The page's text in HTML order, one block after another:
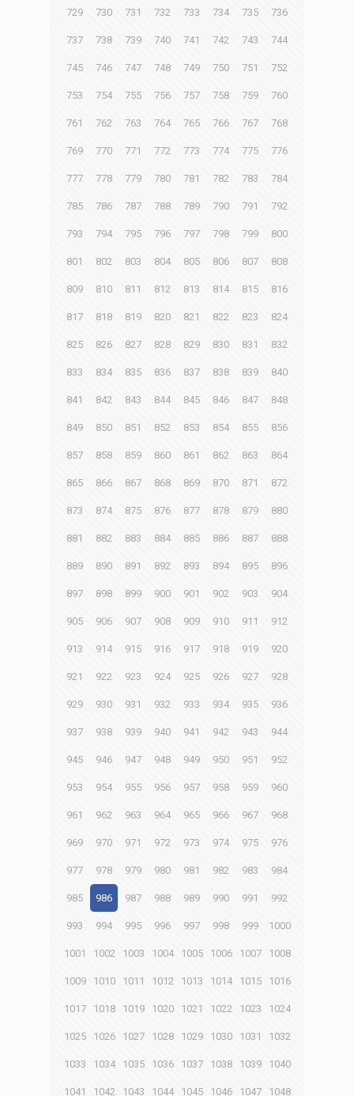
729 730 731 732 733 734 735 736
737 738 739 740 741 742 743 744
745 746 747 748 749 750 751 752
753 754 755 756 757 758 759 760
761 762 763 764 765 766 767 768
769 770 771 772 773 774 775 776
777 778 779 780 781 782 783 784
785 786 787 788 789 790 791 792
793 794 795 796 797 798 799 800
801 802 803 804 805 806 807 808
809 810 811 812 813 814 815 816
817 818 819 820 821 822 823 824
825 826 827 828 829 830 831 832
833 834 835 836 837 838 839 840
841 842 843 844 845 846 847 848
849 850 851 852 853 854 855 856
857 858 859 860 861 862 863 864
865 866 867 868 869 870 871 872
873 874 875 876 877 878 879 880
881 882 883 884 885 886 887 888
889 890 891 892 893 894 895 896
897 898 899 900 901 902 903 904
905 906 907 908 909 910 911 912
913 914 915 916 917 918 919 920
921 922 923 924 925 926 927 928
929 930 931 932 933 934 935 936
937 938 939 940 941 942 943 944
945 946 947 948 949 950 951 952
953 954 955 956 957 958 959 960
961 962 963 964 965 966 967 968
969 970 971 972 973 974 975 976
977 978 979 980 981 982 983 984
985 986 987 988 989 990 991 992
993 994 995 996 997 998 999 1000
1001 1002 1003 1004 1005 1006 1007 1008
1009 1010 1011 1012 1013 1014 1015 1016
1017 1018 1019 1020 1021 1022 1023 1024
1025 1026 1027 1028 1029 1030 1031 1032
1033 1034 1035 1036 1037 1038 1039 1040
1041 1042 1043 1044 1045 1046 1047 1048